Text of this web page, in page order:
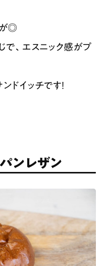
が◎
で、エスニック感がプ
ドイッチです！
ンレザン